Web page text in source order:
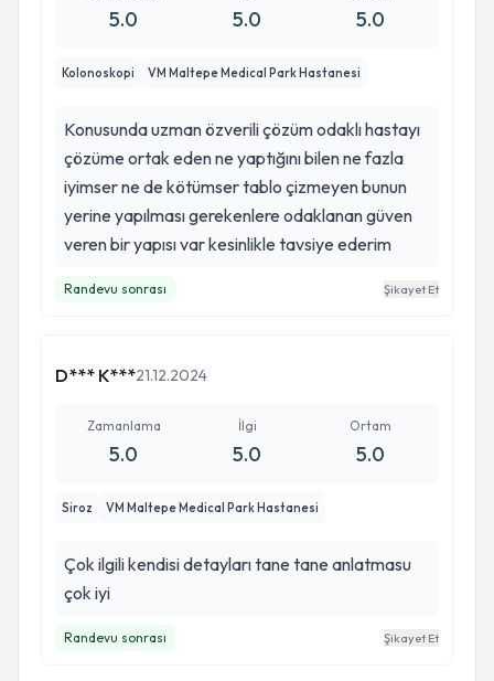
5.0 5.0 5.0
Kolonoskopi VM Maltepe Medical Park Hastanesi
Konusunda uzman özverili çözüm odaklı hastayı
çözüme ortak eden ne yaptığını bilen ne fazla
iyimser ne de kötümser tablo çizmeyen bunun
yerine yapılması gerekenlere odaklanan güven
veren bir yapısı var kesinlikle tavsiye ederim
Randevu sonrası Şikayet Et
D*** K***21.12.2024
Zamanlama
5.0
İlgi
5.0
Ortam
5.0
Siroz VM Maltepe Medical Park Hastanesi
Çok ilgili kendisi detayları tane tane anlatmasu
çok iyi
Randevu sonrası Şikayet Et